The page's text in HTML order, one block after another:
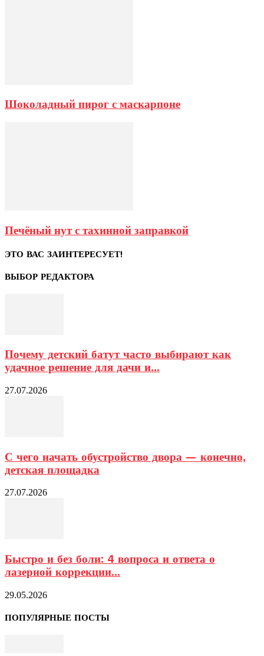
Шоколадный пирог с маскарпоне
Печёный нут с тахинной заправкой
ЭТО ВАС ЗАИНТЕРЕСУЕТ!
ВЫБОР РЕДАКТОРА
Почему детский батут часто выбирают как
удачное решение для дачи и...
27.07.2026
С чего начать обустройство двора — конечно,
детская площадка
27.07.2026
Быстро и без боли: 4 вопроса и ответа о
лазерной коррекции...
29.05.2026
ПОПУЛЯРНЫЕ ПОСТЫ